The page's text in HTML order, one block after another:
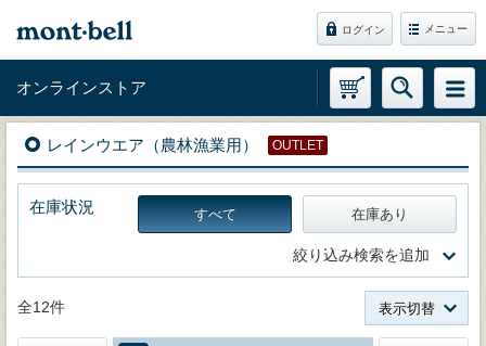
ログイン メニュー
オンラインストア
レインウエア（農林漁業用） OUTLET
在庫状況 すべて 在庫あり
絞り込み検索を追加
全12件 表示切替